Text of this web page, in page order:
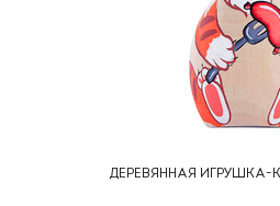
ДЕРЕВЯННАЯ ИГРУШКА-